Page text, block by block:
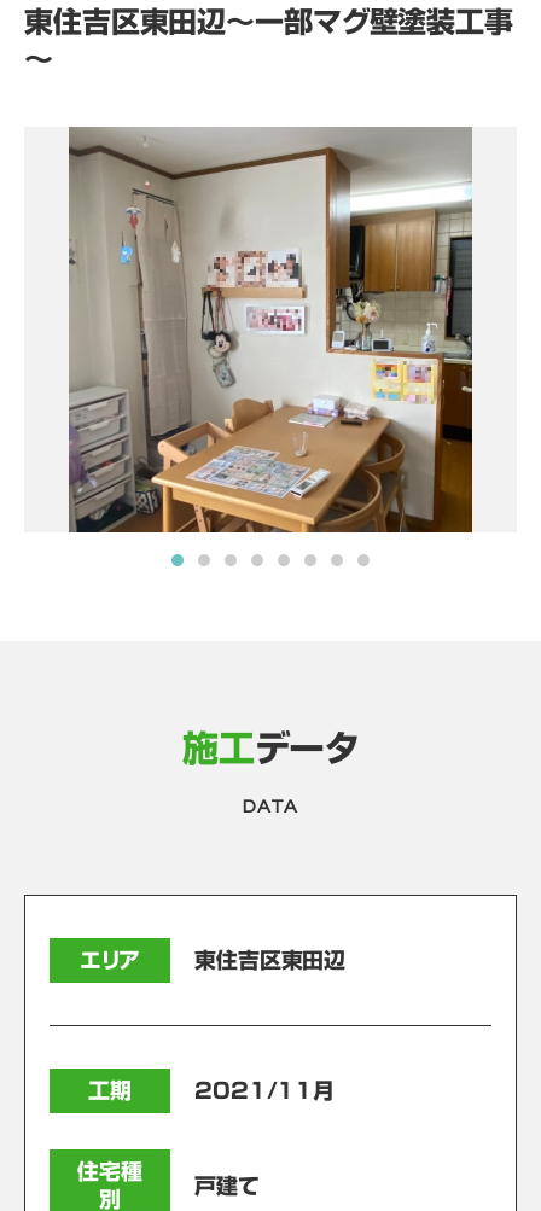
東住吉区東田辺～一部マグ壁塗装工事
～
施工データ
DATA
エリア 東住吉区東田辺
工期 2021/11月
住宅種
別
戸建て